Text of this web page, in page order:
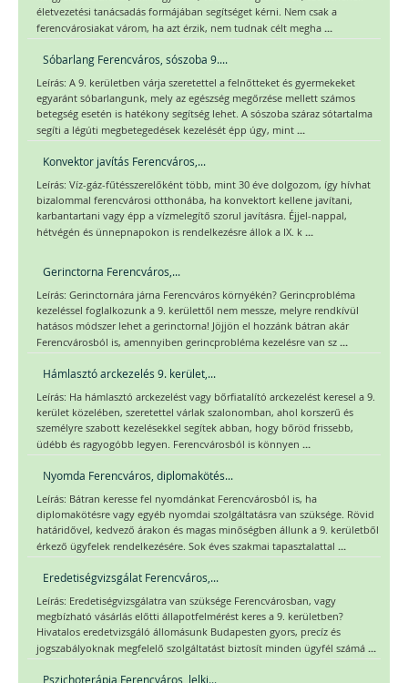
életvezetési tanácsadás formájában segítséget kérni. Nem csak a
ferencvárosiakat várom, ha azt érzik, nem tudnak célt megha ...
Sóbarlang Ferencváros, sószoba 9....
Leírás: A 9. kerületben várja szeretettel a felnőtteket és gyermekeket
egyaránt sóbarlangunk, mely az egészség megőrzése mellett számos
betegség esetén is hatékony segítség lehet. A sószoba száraz sótartalma
segíti a légúti megbetegedések kezelését épp úgy, mint ...
Konvektor javítás Ferencváros,...
Leírás: Víz-gáz-fűtésszerelőként több, mint 30 éve dolgozom, így hívhat
bizalommal ferencvárosi otthonába, ha konvektort kellene javítani,
karbantartani vagy épp a vízmelegítő szorul javításra. Éjjel-nappal,
hétvégén és ünnepnapokon is rendelkezésre állok a IX. k ...
Gerinctorna Ferencváros,...
Leírás: Gerinctornára járna Ferencváros környékén? Gerincprobléma
kezeléssel foglalkozunk a 9. kerülettől nem messze, melyre rendkívül
hatásos módszer lehet a gerinctorna! Jöjjön el hozzánk bátran akár
Ferencvárosból is, amennyiben gerincprobléma kezelésre van sz ...
Hámlasztó arckezelés 9. kerület,...
Leírás: Ha hámlasztó arckezelést vagy bőrfiatalító arckezelést keresel a 9.
kerület közelében, szeretettel várlak szalonomban, ahol korszerű és
személyre szabott kezelésekkel segítek abban, hogy bőröd frissebb,
üdébb és ragyogóbb legyen. Ferencvárosból is könnyen ...
Nyomda Ferencváros, diplomakötés...
Leírás: Bátran keresse fel nyomdánkat Ferencvárosból is, ha
diplomakötésre vagy egyéb nyomdai szolgáltatásra van szüksége. Rövid
határidővel, kedvező árakon és magas minőségben állunk a 9. kerületből
érkező ügyfelek rendelkezésére. Sok éves szakmai tapasztalattal ...
Eredetiségvizsgálat Ferencváros,...
Leírás: Eredetiségvizsgálatra van szüksége Ferencvárosban, vagy
megbízható vásárlás előtti állapotfelmérést keres a 9. kerületben?
Hivatalos eredetvizsgáló állomásunk Budapesten gyors, precíz és
jogszabályoknak megfelelő szolgáltatást biztosít minden ügyfél számá ...
Pszichoterápia Ferencváros, lelki...